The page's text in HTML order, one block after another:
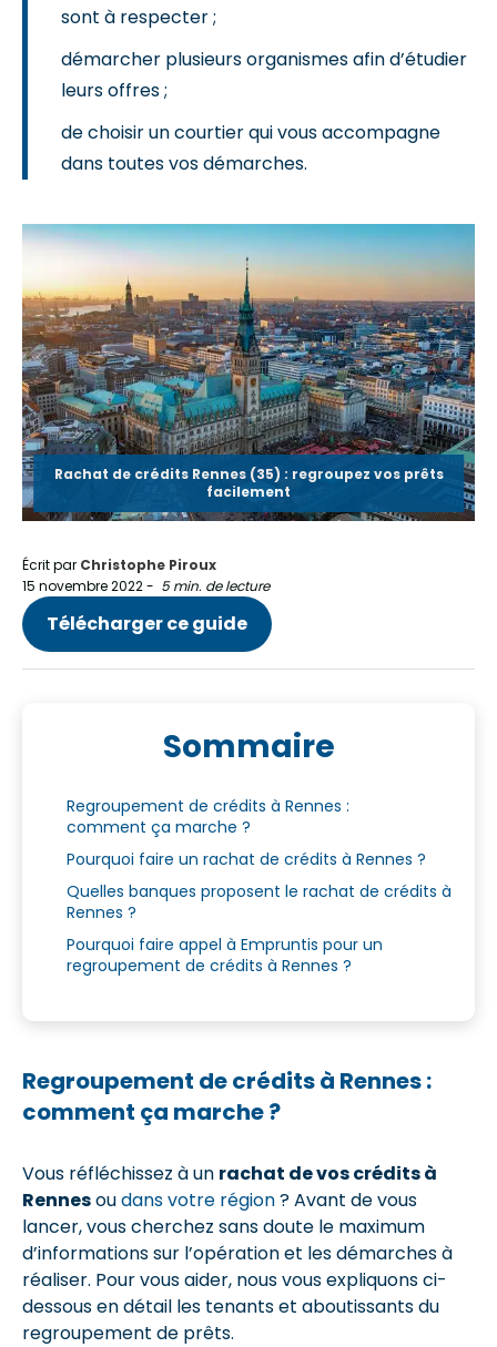
sont à respecter ;
démarcher plusieurs organismes afin d’étudier
leurs offres ;
de choisir un courtier qui vous accompagne
dans toutes vos démarches.
Rachat de crédits Rennes (35) : regroupez vos prêts
facilement
Écrit par Christophe Piroux
15 novembre 2022- 5 min. de lecture
Télécharger ce guide
Sommaire
Regroupement de crédits à Rennes :
comment ça marche ?
Pourquoi faire un rachat de crédits à Rennes ?
Quelles banques proposent le rachat de crédits à
Rennes ?
Pourquoi faire appel à Empruntis pour un
regroupement de crédits à Rennes ?
Regroupement de crédits à Rennes :
comment ça marche ?
Vous réfléchissez à un rachat de vos crédits à
Rennesoudans votre région? Avant de vous
lancer, vous cherchez sans doute le maximum
d’informations sur l’opération et les démarches à
réaliser. Pour vous aider, nous vous expliquons ci-
dessous en détail les tenants et aboutissants du
regroupement de prêts.